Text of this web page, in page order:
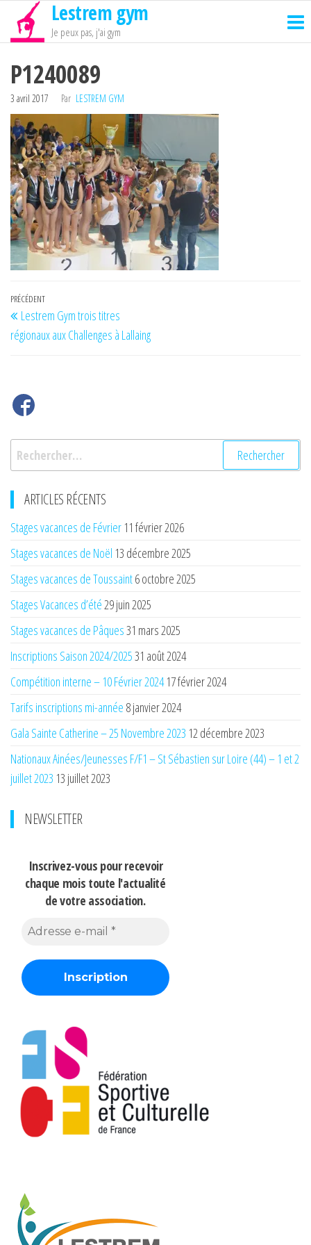
Passer
contenu
Lestrem gym
Je peux pas, j'ai gym
P1240089
3 avril 2017 Par LESTREM GYM
Navigation
de
l’article
Article
précédent
PRÉCÉDENT
Lestrem Gym trois titres
régionaux aux Challenges à Lallaing
Rechercher :
ARTICLES RÉCENTS
Stages vacances de Février 11 février 2026
Stages vacances de Noël 13 décembre 2025
Stages vacances de Toussaint6 octobre 2025
Stages Vacances d’été29 juin 2025
Stages vacances de Pâques31 mars 2025
Inscriptions Saison 2024/202531 août 2024
Compétition interne – 10 Février 2024 17 février 2024
Tarifs inscriptions mi-année 8 janvier 2024
Gala Sainte Catherine – 25 Novembre 2023 12 décembre 2023
Nationaux Ainées/Jeunesses F/F1 – St Sébastien sur Loire (44) – 1 et 2
juillet 2023 13 juillet 2023
NEWSLETTER
Inscrivez-vous pour recevoir
chaque mois toute l'actualité
de votre association.